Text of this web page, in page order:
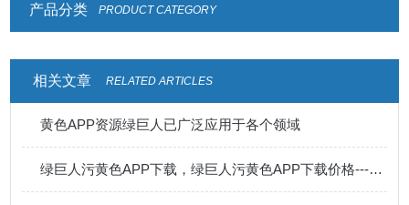
产品分类 PRODUCT CATEGORY
相关文章 RELATED ARTICLES
黄色APP资源绿巨人已广泛应用于各个领域
绿巨人污黄色APP下载，绿巨人污黄色APP下载价格---开不了机有几种情况